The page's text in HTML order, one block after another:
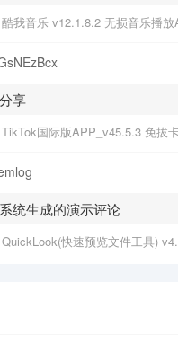
酷我音乐 v12.1.8.2 无损音乐播放APP
享
TikTok国际版APP_v45.5.3 免拔
统生成的演示评论
QuickLook(快速预览文件工具)